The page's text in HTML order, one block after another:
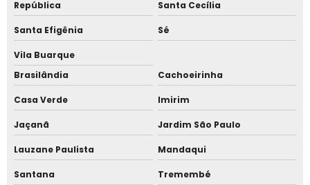
Telha termoacustica fabricante
Telha termoacustica semi sanduíche
Empresa de telha sanduíche em São Paulo
Empresa de telha sanduíche Jardim Europa
Empresa de telha sanduíche próxima a mim
República Santa Cecília
Santa Efigênia Sé
Vila Buarque
Brasilândia
Cachoeirinha
Casa Verde Imirim
Jaçanã Jardim São Paulo
Lauzane Paulista Mandaqui
Santana Tremembé